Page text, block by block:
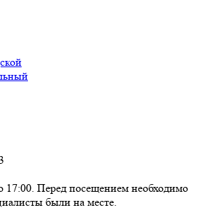
17:00. Перед посещением необходимо
были на месте.